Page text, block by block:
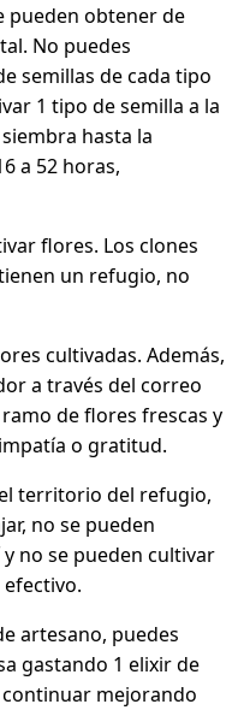
pueden obtener de
No puedes
semillas de cada tipo
1 tipo de semilla a la
hasta la
a 52 horas,
flores. Los clones
un refugio, no
cultivadas. Además,
a través del correo
de flores frescas y
o gratitud.
territorio del refugio,
no se pueden
no se pueden cultivar
artesano, puedes
gastando 1 elixir de
mejorando